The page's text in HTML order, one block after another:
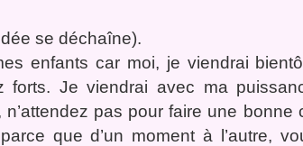
se déchaîne).
enfants car moi, je viendrai
forts. Je viendrai avec ma
n’attendez pas pour faire une
que d’un moment à l’autre,